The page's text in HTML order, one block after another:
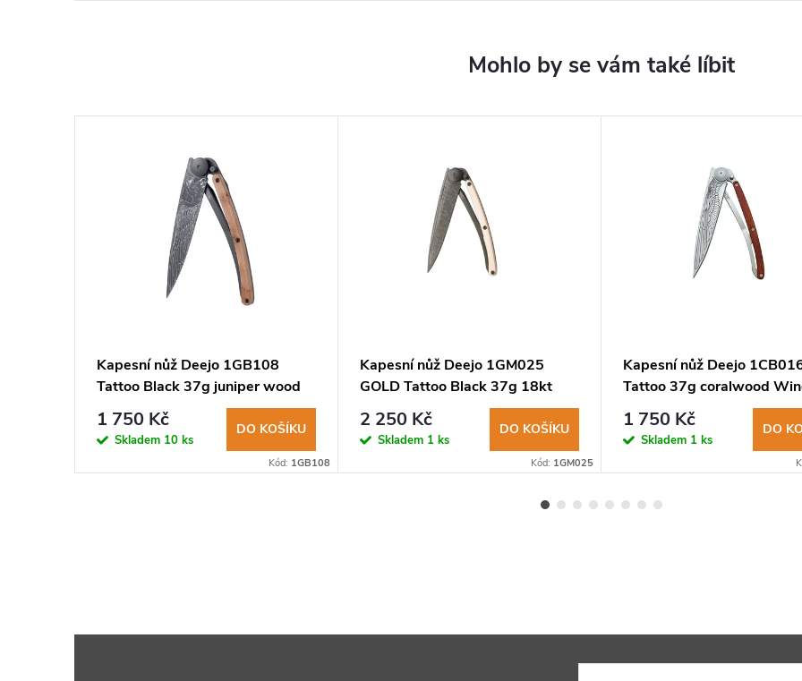
Kapesní nůž Deejo 1GB108
Tattoo Black 37g juniper wood
Eagle
1 750 Kč
Skladem 10 ks
DO KOŠÍKU
Kód: 1GB108
Kapesní nůž Deejo 1GM025
GOLD Tattoo Black 37g 18kt
pink gold Feather
2 250 Kč
Skladem 1 ks
DO KOŠÍKU
Kód: 1GM025
Kapesní nůž Deejo
Tattoo 37g coralwood
1 750 Kč
Skladem 1 ks
DO